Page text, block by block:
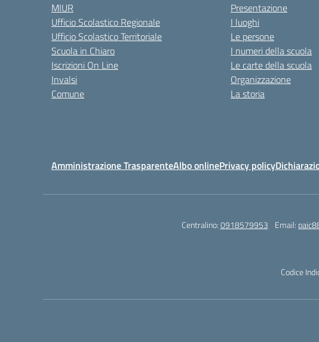
MIUR
Ufficio Scolastico Regionale
Ufficio Scolastico Territoriale
Scuola in Chiaro
Iscrizioni On Line
Invalsi
Comune
Presentazione
I luoghi
Le persone
I numeri della scuola
Le carte della scuola
Organizzazione
La storia
Amministrazione TrasparenteAlbo onlinePrivacy policy
Centralino:0918579953 Email:
Codice